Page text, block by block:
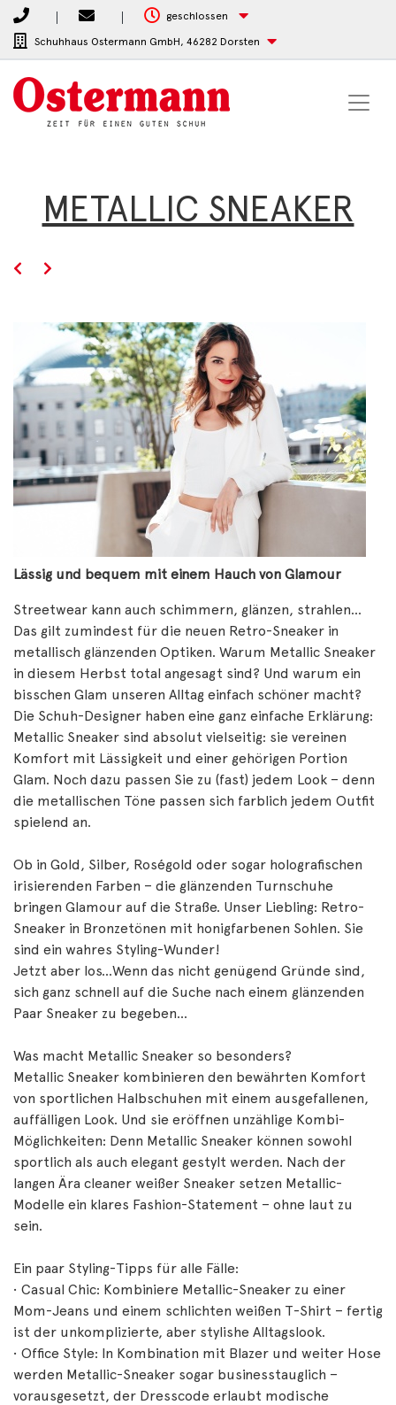
geschlossen
Schuhhaus Ostermann GmbH, 46282 Dorsten
METALLIC SNEAKER
Lässig und bequem mit einem Hauch von Glamour
Streetwear kann auch schimmern, glänzen, strahlen…
Das gilt zumindest für die neuen Retro-Sneaker in
metallisch glänzenden Optiken. Warum Metallic Sneaker
in diesem Herbst total angesagt sind? Und warum ein
bisschen Glam unseren Alltag einfach schöner macht?
Die Schuh-Designer haben eine ganz einfache Erklärung:
Metallic Sneaker sind absolut vielseitig: sie vereinen
Komfort mit Lässigkeit und einer gehörigen Portion
Glam. Noch dazu passen Sie zu (fast) jedem Look – denn
die metallischen Töne passen sich farblich jedem Outfit
spielend an.
Ob in Gold, Silber, Roségold oder sogar holografischen
irisierenden Farben – die glänzenden Turnschuhe
bringen Glamour auf die Straße. Unser Liebling: Retro-
Sneaker in Bronzetönen mit honigfarbenen Sohlen. Sie
sind ein wahres Styling-Wunder!
Jetzt aber los…Wenn das nicht genügend Gründe sind,
sich ganz schnell auf die Suche nach einem glänzenden
Paar Sneaker zu begeben…
Was macht Metallic Sneaker so besonders?
Metallic Sneaker kombinieren den bewährten Komfort
von sportlichen Halbschuhen mit einem ausgefallenen,
auffälligen Look. Und sie eröffnen unzählige Kombi-
Möglichkeiten: Denn Metallic Sneaker können sowohl
sportlich als auch elegant gestylt werden. Nach der
langen Ära cleaner weißer Sneaker setzen Metallic-
Modelle ein klares Fashion-Statement – ohne laut zu
sein.
Ein paar Styling-Tipps für alle Fälle:
• Casual Chic: Kombiniere Metallic-Sneaker zu einer
Mom-Jeans und einem schlichten weißen T-Shirt – fertig
ist der unkomplizierte, aber stylishe Alltagslook.
• Office Style: In Kombination mit Blazer und weiter Hose
werden Metallic-Sneaker sogar businesstauglich –
vorausgesetzt, der Dresscode erlaubt modische